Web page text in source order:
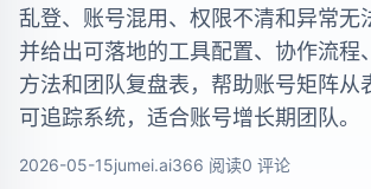
乱登、账号混用、权限不清和异常无
并给出可落地的工具配置、协作流程
方法和团队复盘表，帮助账号矩阵从
可追踪系统，适合账号增长期团队。
2026-05-15jumei.ai366 阅读0 评论